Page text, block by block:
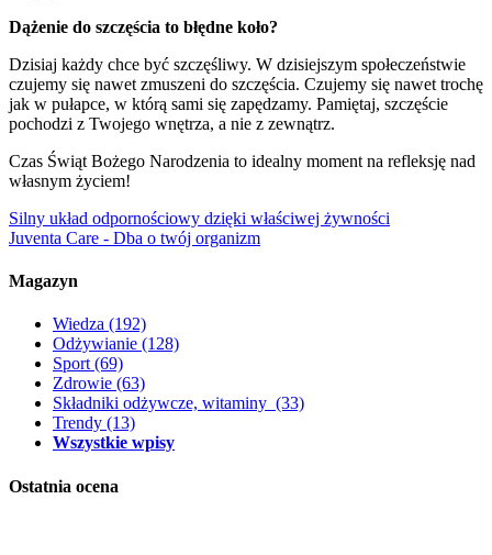
Dążenie do szczęścia to błędne koło?
Dzisiaj każdy chce być szczęśliwy. W dzisiejszym społeczeństwie
czujemy się nawet zmuszeni do szczęścia. Czujemy się nawet trochę
jak w pułapce, w którą sami się zapędzamy. Pamiętaj, szczęście
pochodzi z Twojego wnętrza, a nie z zewnątrz.
Czas Świąt Bożego Narodzenia to idealny moment na refleksję nad
własnym życiem!
Silny układ odpornościowy dzięki właściwej żywności
Juventa Care - Dba o twój organizm
Magazyn
Wiedza (192)
Odżywianie (128)
Sport(69)
Zdrowie (63)
Składniki odżywcze, witaminy (33)
Trendy (13)
Wszystkie wpisy
Ostatnia ocena